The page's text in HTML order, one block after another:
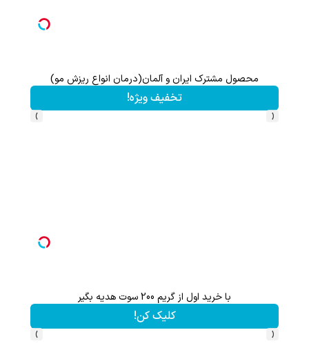
محصول مشترک ایران و آلمان(درمان انواع ریزش مو)
تخفیف ویژه!
‹
›
با خرید اول از گریم 200 سوت هدیه بگیر
کلیک کن!
‹
›